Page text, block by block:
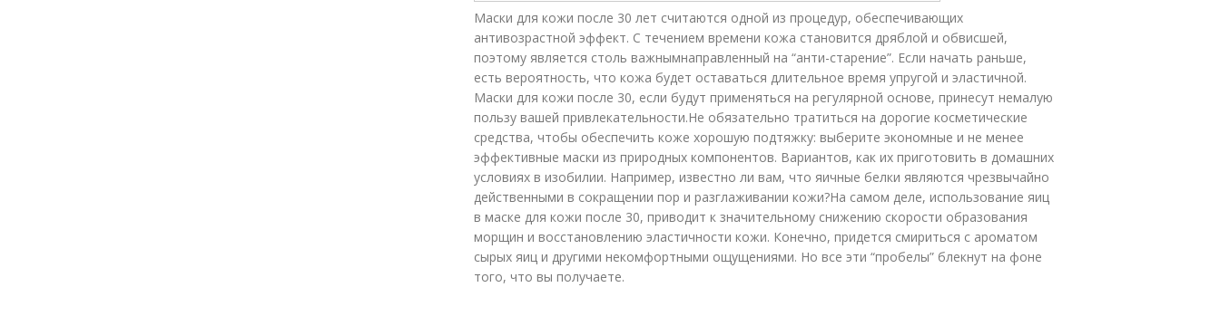
Маски для кожи после 30 лет считаются одной из процедур, обеспечивающих
антивозрастной эффект. С течением времени кожа становится дряблой и обвисшей,
поэтому является столь важнымнаправленный на “анти-старение”. Если начать раньше,
есть вероятность, что кожа будет оставаться длительное время упругой и эластичной.
Маски для кожи после 30, если будут применяться на регулярной основе, принесут немалую
пользу вашей привлекательности.Не обязательно тратиться на дорогие косметические
средства, чтобы обеспечить коже хорошую подтяжку: выберите экономные и не менее
эффективные маски из природных компонентов. Вариантов, как их приготовить в домашних
условиях в изобилии. Например, известно ли вам, что яичные белки являются чрезвычайно
действенными в сокращении пор и разглаживании кожи?На самом деле, использование яиц
в маске для кожи после 30, приводит к значительному снижению скорости образования
морщин и восстановлению эластичности кожи. Конечно, придется смириться с ароматом
сырых яиц и другими некомфортными ощущениями. Но все эти “пробелы” блекнут на фоне
того, что вы получаете.